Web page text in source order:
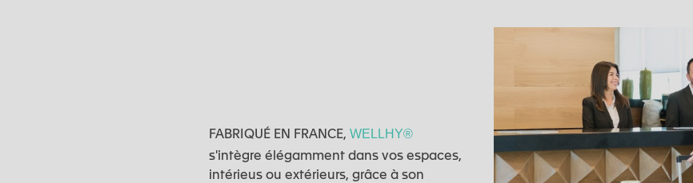
FABRIQUÉ EN FRANCE, WELLHY®
s'intègre élégamment dans vos espaces,
intérieus ou extérieurs, grâce à son